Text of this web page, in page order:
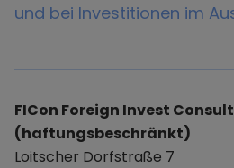
und bei Investitionen im
FICon Foreign Invest
(haftungsbeschränkt)
Loitscher Dorfstraße 7